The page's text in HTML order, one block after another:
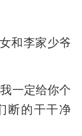
和李家少爷
一定给你个
断的干干净